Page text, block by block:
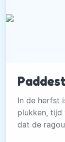
In de herfst
plukken, tijd
dat de